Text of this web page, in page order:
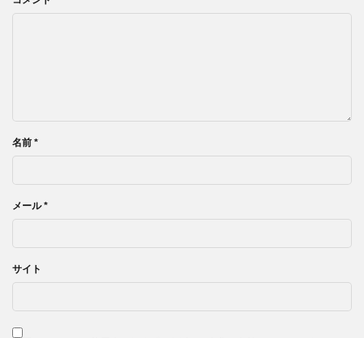
名前 *
メール*
サイト